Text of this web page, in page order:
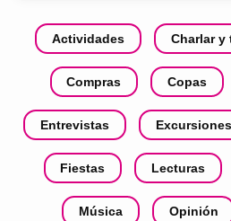
Actividades Charlar y
Compras Copas
Entrevistas Excursiones
Fiestas Lecturas
Música Opinión